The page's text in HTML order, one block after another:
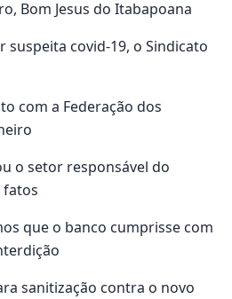
Bom Jesus do Itabapoana
suspeita covid-19, o Sindicato
com a Federação dos
o setor responsável do
fatos
que o banco cumprisse com
sanitização contra o novo